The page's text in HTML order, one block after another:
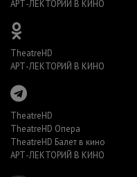
АРТ-ЛЕКТОРИЙ В КИНО
TheatreHD
АРТ-ЛЕКТОРИЙ В КИНО
TheatreHD
TheatreHD Опера
TheatreHD Балет в кино
АРТ-ЛЕКТОРИЙ В КИНО